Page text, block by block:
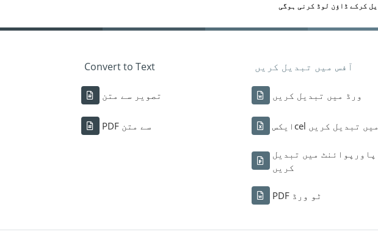
Convert to Text
تصویر سے متن
PDF سے متن
آفس میں تبدیل کریں
ورڈ میں تبدیل کریں
ایکسcel میں تبدیل کریں
پاورپوائنٹ میں تبدیل
کریں
PDF ٹو ورڈ